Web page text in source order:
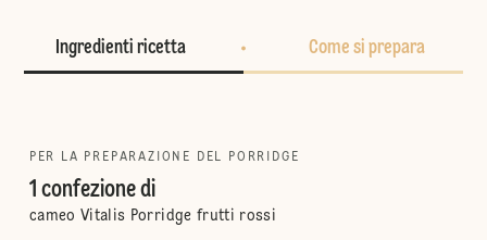
Ingredienti ricetta Come si prepara
PER LA PREPARAZIONE DEL PORRIDGE
1 confezione di
cameo Vitalis Porridge frutti rossi